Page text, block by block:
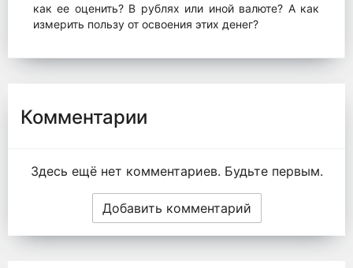
как ее оценить? В рублях или иной валюте? А как
измерить пользу от освоения этих денег?
Комментарии
Здесь ещё нет комментариев. Будьте первым.
Добавить комментарий